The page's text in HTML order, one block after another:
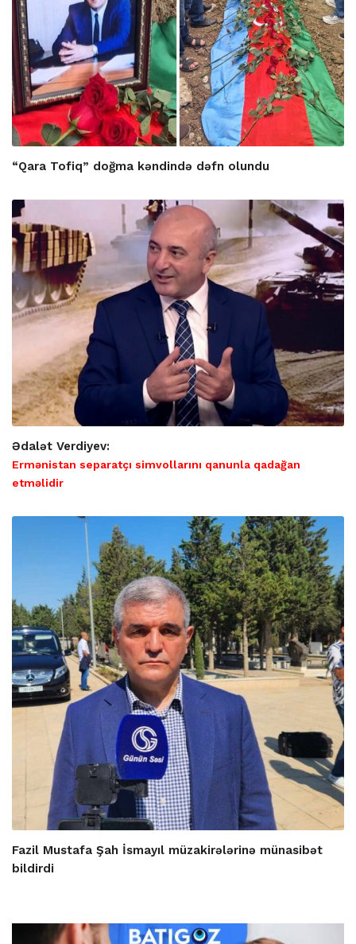
“Qara Tofiq” doğma kəndində dəfn olundu
Ədalət Verdiyev:
Ermənistan separatçı simvollarını qanunla qadağan
etməlidir
Fazil Mustafa Şah İsmayıl müzakirələrinə münasibət
bildirdi